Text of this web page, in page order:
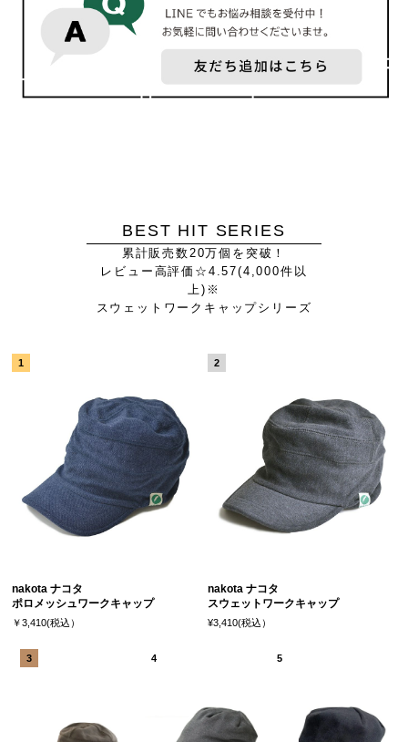
BEST HIT SERIES
累計販売数20万個を突破！
レビュー高評価☆4.57(4,000件以
上)※
スウェットワークキャップシリーズ
nakota ナコタ
ポロメッシュワークキャップ
￥3,410(税込）
nakota ナコタ
スウェットワークキャップ
¥3,410(税込）